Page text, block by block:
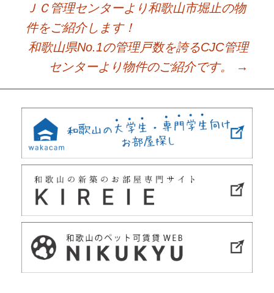
Post
navigation
ＪＣ管理センターより和歌山市堀止の物
件をご紹介します！
和歌山県No.1の管理戸数を誇るCJC管理
センターより物件のご紹介です。
→